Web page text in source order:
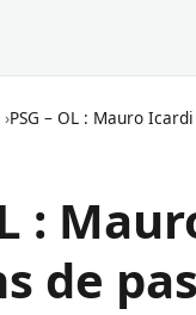
PSG – OL : Mauro
:
de